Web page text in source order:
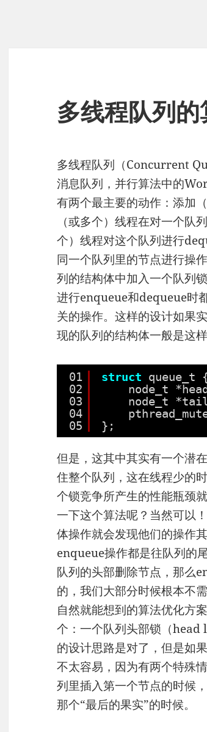
多线程队列
多线程队列（Concurrent
消息队列，并行算法中的
有两个最主要的动作：添加
（或多个）线程在对一个
个）线程对这个队列进行
同一个队列里的节点进行操
列的结构体中加入一个队列
进行enqueue和dequeue时
关的操作。这样的设计如果
现的队列的结构体一般是这样
01
02
03
04
05
struct queue_t
node_t
node_t
};
但是，这其中其实有一个潜
住整个队列，这在线程少的
个锁竞争所产生的性能瓶颈
一下这个算法呢？当然可以
体操作就会发现他们的操作
enqueue操作都是往队列的
队列的头部删除节点，那么
的，我们大部分时候根本不
自然就能想到的算法优化方
个：一个队列头部锁（
的设计思路是对了，但是如
不太容易，因为有两个特殊
列里插入第一个节点的时候
那个“最后的果实”的时候。